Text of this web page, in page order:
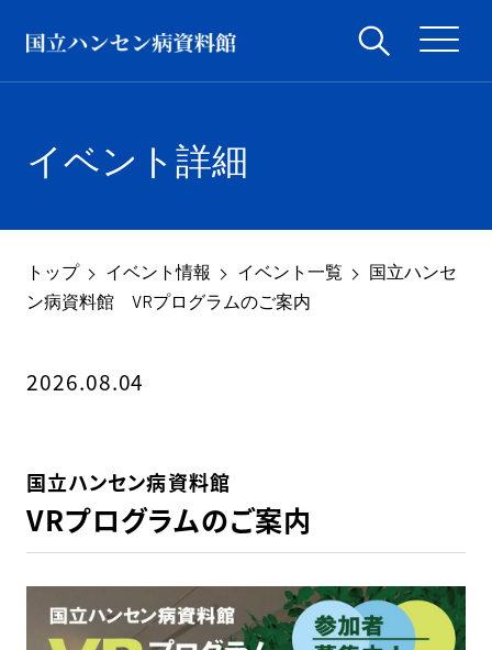
イベント詳細
トップ イベント情報 イベント一覧
国立ハンセ
ン病資料館 VRプログラムのご案内
2026.08.04
国立ハンセン病資料館
VRプログラムのご案内